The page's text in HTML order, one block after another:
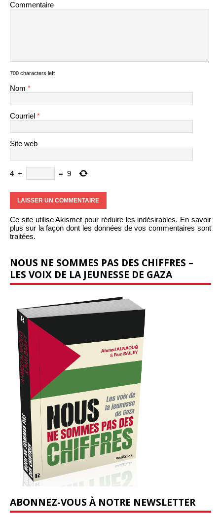
Commentaire
700 characters left
Nom *
Courriel *
Site web
4 + = 9
Ce site utilise Akismet pour réduire les indésirables. En savoir
plus sur la façon dont les données de vos commentaires sont
traitées.
NOUS NE SOMMES PAS DES CHIFFRES –
LES VOIX DE LA JEUNESSE DE GAZA
ABONNEZ-VOUS À NOTRE NEWSLETTER